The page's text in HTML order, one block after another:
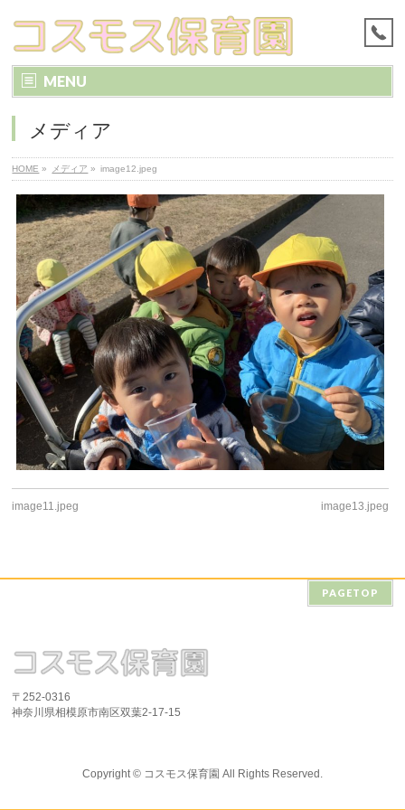
MENU
メディア
HOME » メディア » image12.jpeg
image11.jpeg image13.jpeg
PAGETOP
〒252-0316
神奈川県相模原市南区双葉2-17-15
Copyright © コスモス保育園 All Rights Reserved.